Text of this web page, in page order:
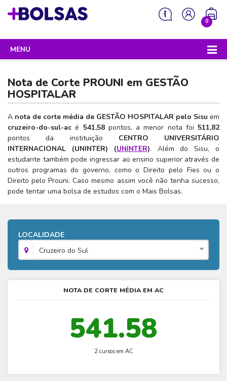
0
Sua mochila está vazia!
MENU
ENEM
Enem 2026 - Tudo o que você precisa saber
Enem – O que é
Enem – Quem pode fazer
Enem – Para que serve
Enem – Como se preparar
Enem – Cartilha redação
Hora do Enem – O que é
Enem – Gabarito oficial
SISU
Sisu 2026 – Tudo o que você precisa saber
SISU – O que é
SISU – Quem pode participar
SISU – Como se inscrever
SISU – Universidades participantes
SISU - Simulador
PROUNI
Prouni 2026 – Tudo o que você precisa saber
Prouni – O que é
Prouni – Quem pode participar
Prouni – Lista de espera
Prouni - Universidades participantes
Prouni – Simulador
FIES
Fies e P-Fies 2026 – Tudo o que você precisa saber
Fies – O que é
Fies – Como fazer a inscrição
Fies e Prouni – Diferença
Fies - Simulador
PRONATEC
SISUTEC
ENARE
Nota de Corte PROUNI em GESTÃO
HOSPITALAR
A nota de corte média de GESTÃO HOSPITALAR pelo Sisu em
cruzeiro-do-sul-ac é 541,58pontos, a menor nota foi 511,82
pontos da instituição CENTRO UNIVERSITÁRIO
INTERNACIONAL (UNINTER) (UNINTER). Além do Sisu, o
estudante também pode ingressar ao ensino superior através de
outros programas do governo, como o Direito pelo Fies ou o
Direito pelo Prouni. Caso mesmo assim você não tenha sucesso,
pode tentar uma bolsa de estudos com o Mais Bolsas.
LOCALIDADE
Cruzeiro do Sul
NOTA DE CORTE MÉDIA EM AC
541.58
2 cursos em AC